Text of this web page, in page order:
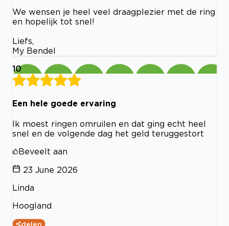
We wensen je heel veel draagplezier met de ring
en hopelijk tot snel!
Liefs,
My Bendel
10
Een hele goede ervaring
Ik moest ringen omruilen en dat ging echt heel
snel en de volgende dag het geld teruggestort
Beveelt aan
23 June 2026
Linda
Hoogland
delen